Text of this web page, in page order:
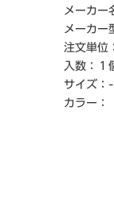
メーカー
メーカー
注文単位
入数：
１
サイズ： -
カラー：